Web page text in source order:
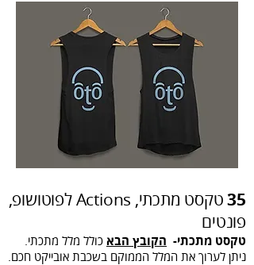
35
טקסט מתכתי, Actions לפוטושופ,
פונטים
טקסט מתכתי- הקובץ הבא כולל מלל מתכתי.
ניתן לערוך את המלל הממוקם בשכבת אובייקט חכם.